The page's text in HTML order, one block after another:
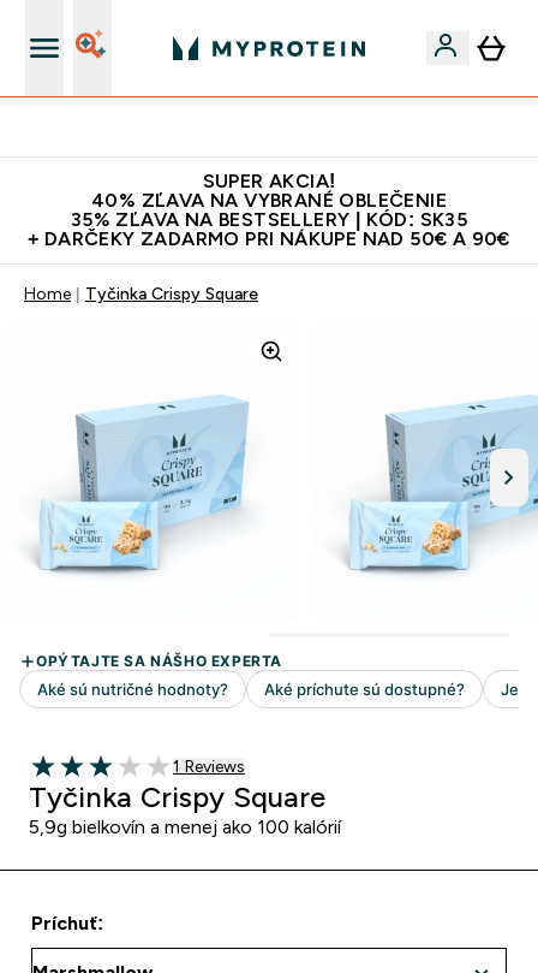
SUPER AKCIA!
40% ZĽAVA NA VYBRANÉ OBLEČENIE
35% ZĽAVA NA BESTSELLERY | KÓD: SK35
+ DARČEKY ZADARMO PRI NÁKUPE NAD 50€ A 90€
Home Tyčinka Crispy Square
3 out of 5 stars
1 customer reviews
1 Reviews
Tyčinka Crispy Square
5,9g bielkovín a menej ako 100 kalórií
Príchuť: